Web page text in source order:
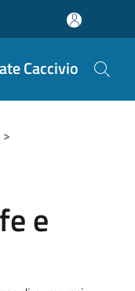
Caccivio
>
e